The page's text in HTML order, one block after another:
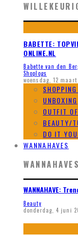
BABETTE:
ONLINE.NL
Babette van den
Shoplogs
woensdag, 12 maart
UNBOXING
OUTFIT
BEAUTY/
DO IT
WANNAHAVES
WANNAHAVES
WANNAHAVE:
Beauty
donderdag, 4 juni